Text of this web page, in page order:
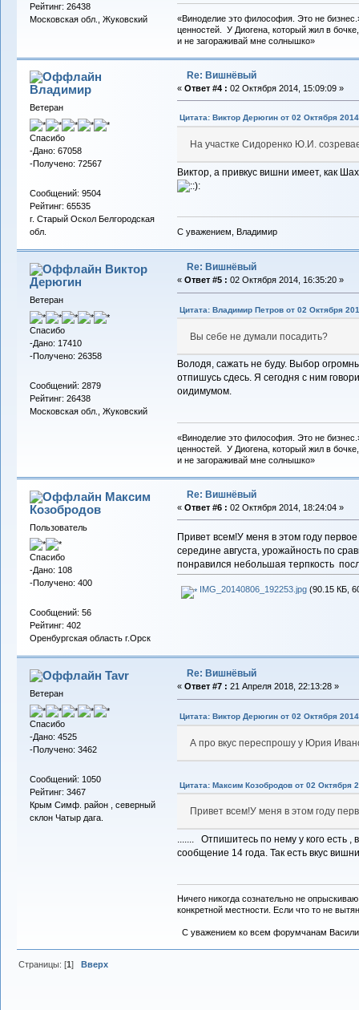
Рейтинг: 26438
Московская обл., Жуковский
«Виноделие это философия. Это не
ценностей. У Диогена, который жил в
и не загораживай мне солнышко»
Владимиp
Ветеран
Спасибо
-Дано: 67058
-Получено: 72567
Сообщений: 9504
Рейтинг: 65535
г. Старый Оскол Белгородская
обл.
Re: Вишнёвый
« Ответ #4 : 02 Октября 2014, 15:09:09 »
Цитата: Виктор Дерюгин от 02 Октября
На участке Сидоренко Ю.И.
Виктор, а привкус вишни имеет, как
С уважением, Владимир
Виктор
Дерюгин
Ветеран
Спасибо
-Дано: 17410
-Получено: 26358
Сообщений: 2879
Рейтинг: 26438
Московская обл., Жуковский
Re: Вишнёвый
« Ответ #5 : 02 Октября 2014, 16:35:20 »
Цитата: Владимир Петров от 02 Октября
Вы себе не думали посадить?
Володя, сажать не буду. Выбор
отпишусь сдесь. Я сегодня с ним
оидимумом.
«Виноделие это философия. Это не
ценностей. У Диогена, который жил в
и не загораживай мне солнышко»
Максим
Козобродов
Пользователь
Спасибо
-Дано: 108
-Получено: 400
Сообщений: 56
Рейтинг: 402
Оренбургская область г.Орск
Re: Вишнёвый
« Ответ #6 : 02 Октября 2014, 18:24:04 »
Привет всем!У меня в этом году
середине августа, урожайность по
понравился небольшая терпкость
IMG_20140806_192253.jpg(90.15 КБ,
Tavr
Ветеран
Спасибо
-Дано: 4525
-Получено: 3462
Сообщений: 1050
Рейтинг: 3467
Крым Симф. район , северный
склон Чатыр дага.
Re: Вишнёвый
« Ответ #7 : 21 Апреля 2018, 22:13:28 »
Цитата: Виктор Дерюгин от 02 Октября
А про вкус переспрошу у Юрия
Цитата: Максим Козобродов от 02 Октября
Привет всем!У меня в этом году
....... Отпишитесь по нему у кого есть
сообщение 14 года. Так есть вкус
Ничего никогда сознательно не
конкретной местности. Если что то не
С уважением ко всем форумчанам
Страницы: [1]Вверх